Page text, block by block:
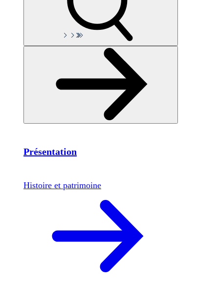
Présentation
Histoire et patrimoine